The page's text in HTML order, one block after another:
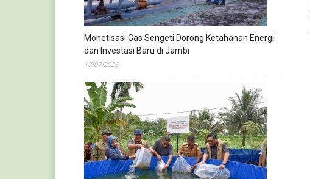
Monetisasi Gas Sengeti Dorong Ketahanan Energi
dan Investasi Baru di Jambi
17/07/2026